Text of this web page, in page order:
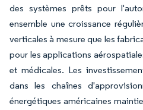
des systèmes prêts pour
ensemble une croissance
verticales à mesure que les
pour les applications
et médicales. Les
dans les chaînes
énergétiques américaines